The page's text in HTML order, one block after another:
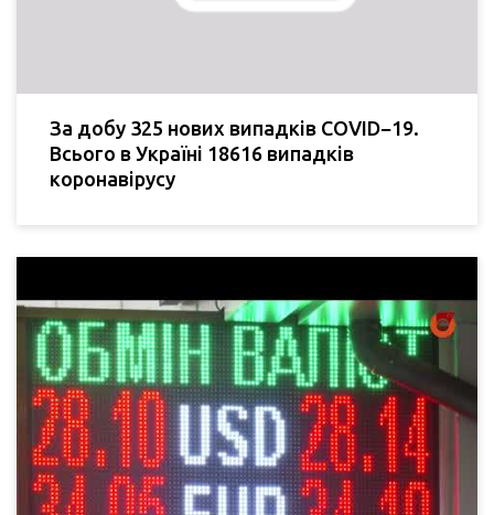
За добу 325 нових випадків COVID−19.
Всього в Україні 18616 випадків
коронавірусу